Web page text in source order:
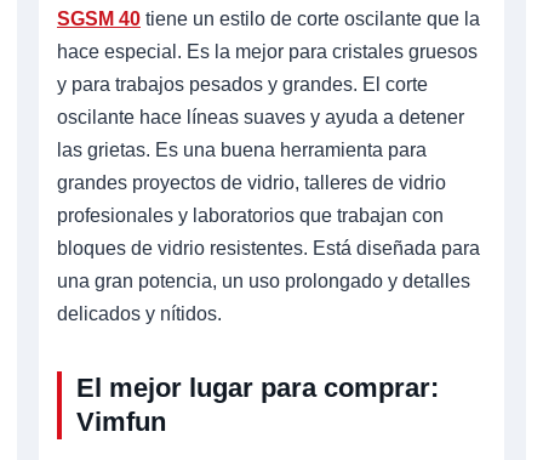
SGSM 40 tiene un estilo de corte oscilante que la
hace especial. Es la mejor para cristales gruesos
y para trabajos pesados y grandes. El corte
oscilante hace líneas suaves y ayuda a detener
las grietas. Es una buena herramienta para
grandes proyectos de vidrio, talleres de vidrio
profesionales y laboratorios que trabajan con
bloques de vidrio resistentes. Está diseñada para
una gran potencia, un uso prolongado y detalles
delicados y nítidos.
El mejor lugar para comprar:
Vimfun